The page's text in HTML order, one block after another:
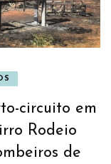
circuito em
Rodeio
de